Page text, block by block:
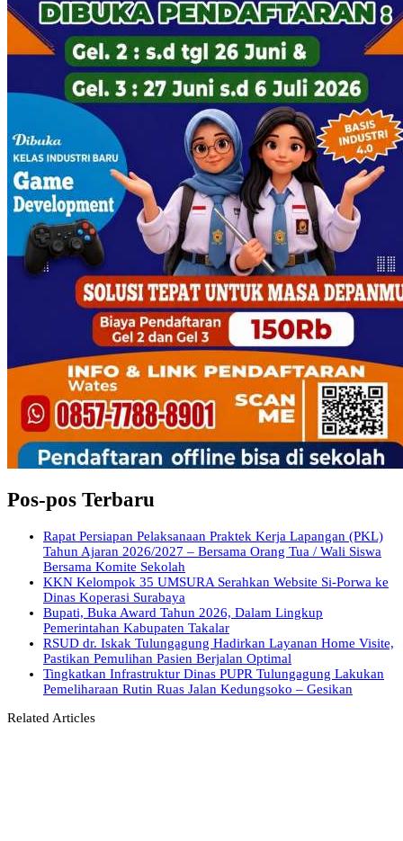
Pos-pos Terbaru
Rapat Persiapan Pelaksanaan Praktek Kerja Lapangan (PKL)
Tahun Ajaran 2026/2027 – Bersama Orang Tua / Wali Siswa
Bersama Komite Sekolah
KKN Kelompok 35 UMSURA Serahkan Website Si-Porwa ke
Dinas Koperasi Surabaya
Bupati, Buka Award Tahun 2026, Dalam Lingkup
Pemerintahan Kabupaten Takalar
RSUD dr. Iskak Tulungagung Hadirkan Layanan Home Visite,
Pastikan Pemulihan Pasien Berjalan Optimal
Tingkatkan Infrastruktur Dinas PUPR Tulungagung Lakukan
Pemeliharaan Rutin Ruas Jalan Kedungsoko – Gesikan
Related Articles